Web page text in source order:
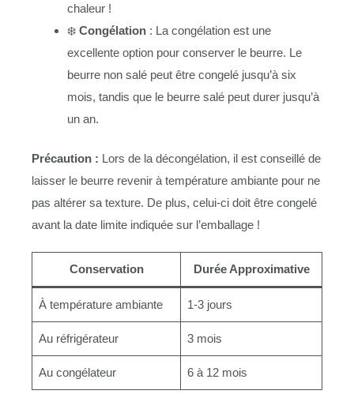
chaleur !
❄️ Congélation : La congélation est une
excellente option pour conserver le beurre. Le
beurre non salé peut être congelé jusqu’à six
mois, tandis que le beurre salé peut durer jusqu’à
un an.
Précaution : Lors de la décongélation, il est conseillé de
laisser le beurre revenir à température ambiante pour ne
pas altérer sa texture. De plus, celui-ci doit être congelé
avant la date limite indiquée sur l’emballage !
Conservation Durée Approximative
À température ambiante 1-3 jours
Au réfrigérateur 3 mois
Au congélateur 6 à 12 mois